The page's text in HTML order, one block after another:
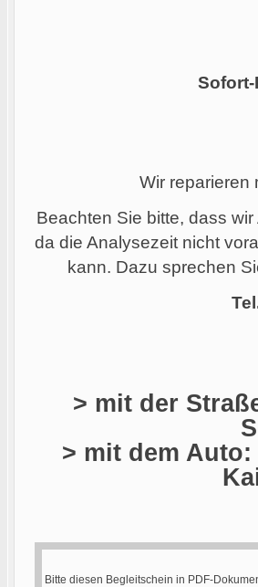
Wir reparieren
Beachten Sie bitte, dass
da die Analysezeit nicht
kann. Dazu sprechen
> mit der
> mit dem
Bitte diesen Begleitschein in PDF-